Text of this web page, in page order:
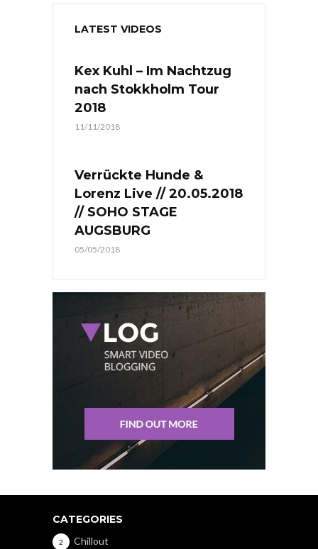
LATEST VIDEOS
Kex Kuhl – Im Nachtzug
nach Stokkholm Tour
2018
11/11/2018
Verrückte Hunde &
Lorenz Live // 20.05.2018
// SOHO STAGE
AUGSBURG
05/05/2018
CATEGORIES
Chillout
2